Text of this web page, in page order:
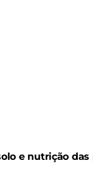
e nutrição das